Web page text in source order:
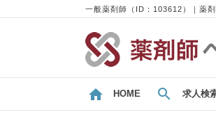
一般薬剤師（ID：103612）｜薬
HOME 求人検